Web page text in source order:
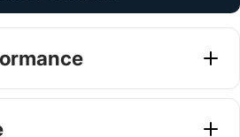
Setup Pflichtangabe